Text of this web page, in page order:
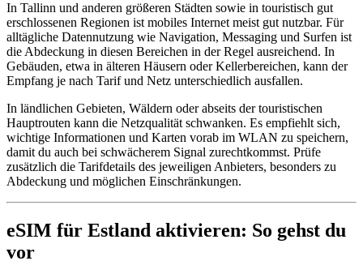
In Tallinn und anderen größeren Städten sowie in touristisch gut
erschlossenen Regionen ist mobiles Internet meist gut nutzbar. Für
alltägliche Datennutzung wie Navigation, Messaging und Surfen ist
die Abdeckung in diesen Bereichen in der Regel ausreichend. In
Gebäuden, etwa in älteren Häusern oder Kellerbereichen, kann der
Empfang je nach Tarif und Netz unterschiedlich ausfallen.
In ländlichen Gebieten, Wäldern oder abseits der touristischen
Hauptrouten kann die Netzqualität schwanken. Es empfiehlt sich,
wichtige Informationen und Karten vorab im WLAN zu speichern,
damit du auch bei schwächerem Signal zurechtkommst. Prüfe
zusätzlich die Tarifdetails des jeweiligen Anbieters, besonders zu
Abdeckung und möglichen Einschränkungen.
eSIM für Estland aktivieren: So gehst du
vor